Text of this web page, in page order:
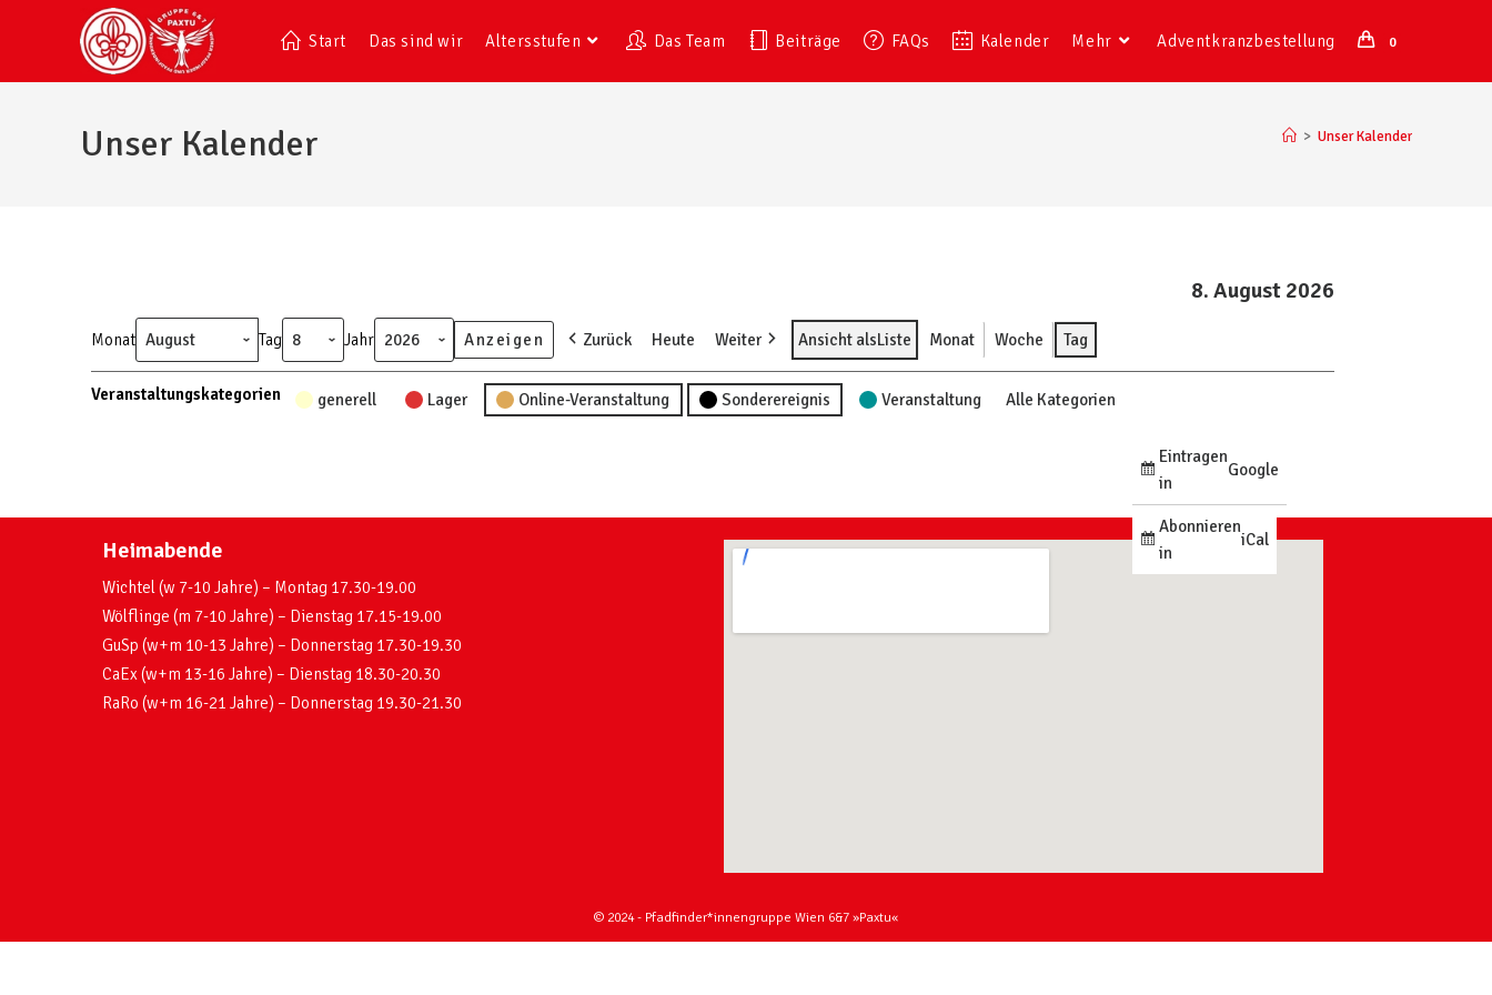
Start Das sind wir Altersstufen Das Team Beiträge FAQs Kalender Mehr Adventkranzbestellung 0
Unser Kalender > Unser Kalender
8. August 2026
Monat Tag Jahr Zurück Heute Weiter Ansicht alsListe Monat Woche Tag
Veranstaltungskategorien generell Lager Online-Veranstaltung Sonderereignis Veranstaltung Alle Kategorien
Eintragen
in
Google
Abonnieren
in
iCal
Heimabende
Wichtel (w 7-10 Jahre) – Montag 17.30-19.00
Wölflinge (m 7-10 Jahre) – Dienstag 17.15-19.00
GuSp (w+m 10-13 Jahre) – Donnerstag 17.30-19.30
CaEx (w+m 13-16 Jahre) – Dienstag 18.30-20.30
RaRo (w+m 16-21 Jahre) – Donnerstag 19.30-21.30
© 2024 - Pfadfinder*innengruppe Wien 6&7 »Paxtu«